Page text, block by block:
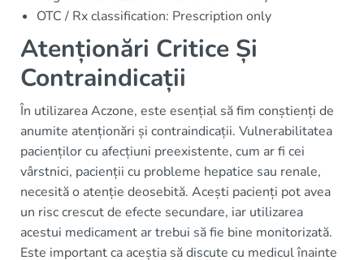
OTC / Rx classification: Prescription only
Atenționări Critice Și
Contraindicații
În utilizarea Aczone, este esențial să fim conștienți de
anumite atenționări și contraindicații. Vulnerabilitatea
pacienților cu afecțiuni preexistente, cum ar fi cei
vârstnici, pacienții cu probleme hepatice sau renale,
necesită o atenție deosebită. Acești pacienți pot avea
un risc crescut de efecte secundare, iar utilizarea
acestui medicament ar trebui să fie bine monitorizată.
Este important ca aceștia să discute cu medicul înainte